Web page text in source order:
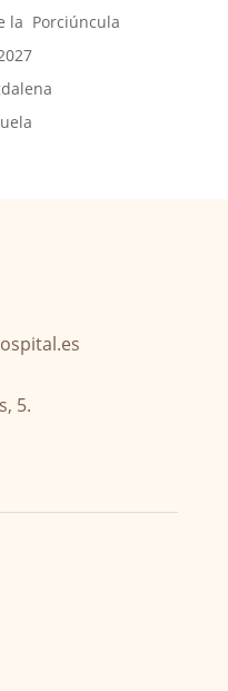
la Porciúncula
5.